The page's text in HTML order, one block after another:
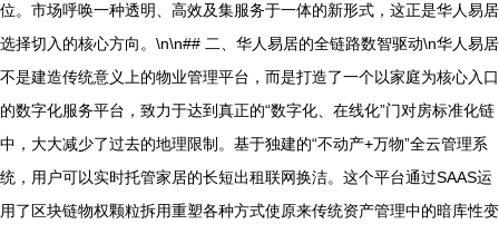
位。市场呼唤一种透明、高效及集服务于一体的新形式，这正是华人易居
选择切入的核心方向。\n\n## 二、华人易居的全链路数智驱动\n华人易居
不是建造传统意义上的物业管理平台，而是打造了一个以家庭为核心入口
的数字化服务平台，致力于达到真正的“数字化、在线化”门对房标准化链
中，大大减少了过去的地理限制。基于独建的“不动产+万物”全云管理系
统，用户可以实时托管家居的长短出租联网换洁。这个平台通过SAAS运
用了区块链物权颗粒拆用重塑各种方式使原来传统资产管理中的暗库性变